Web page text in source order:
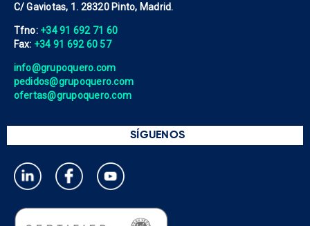
C/ Gaviotas, 1. 28320 Pinto, Madrid.
Tfno: +34 91 692 71 60
Fax: +34 91 692 60 57
info@grupoquero.com
pedidos@grupoquero.com
ofertas@grupoquero.com
SÍGUENOS